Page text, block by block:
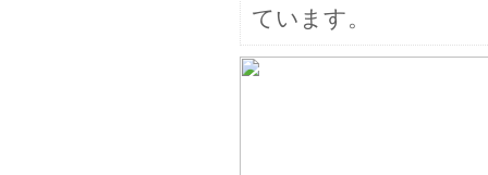
ています。